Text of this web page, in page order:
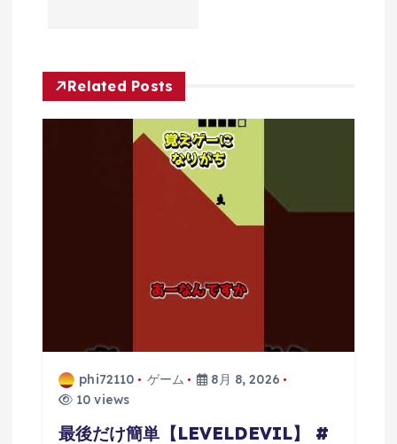
シ
ョRelated Posts
phi72110 ゲーム
8月 8, 2026
10 views
最後だけ簡単【LEVELDEVIL】 #